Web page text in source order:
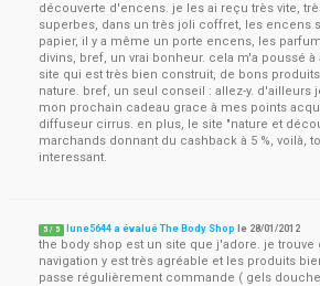
découverte d'encens. je les ai reçu très vite,
superbes, dans un très joli coffret, les encens
papier, il y a même un porte encens, les
divins, bref, un vrai bonheur. cela m'a poussé
site qui est très bien construit, de bons
nature. bref, un seul conseil : allez-y. d'ailleurs
mon prochain cadeau grace à mes points
diffuseur cirrus. en plus, le site "nature et
marchands donnant du cashback à 5 %, voilà,
interessant.
5 / 5 lune5644 a évalué The Body Shop le 28/01/2012
the body shop est un site que j'adore. je trouve
navigation y est très agréable et les produits
passe régulièrement commande ( gels